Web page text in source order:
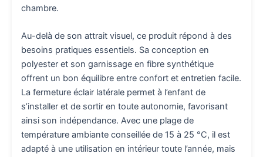
chambre.
Au-delà de son attrait visuel, ce produit répond à des
besoins pratiques essentiels. Sa conception en
polyester et son garnissage en fibre synthétique
offrent un bon équilibre entre confort et entretien facile.
La fermeture éclair latérale permet à l’enfant de
s’installer et de sortir en toute autonomie, favorisant
ainsi son indépendance. Avec une plage de
température ambiante conseillée de 15 à 25 °C, il est
adapté à une utilisation en intérieur toute l’année, mais